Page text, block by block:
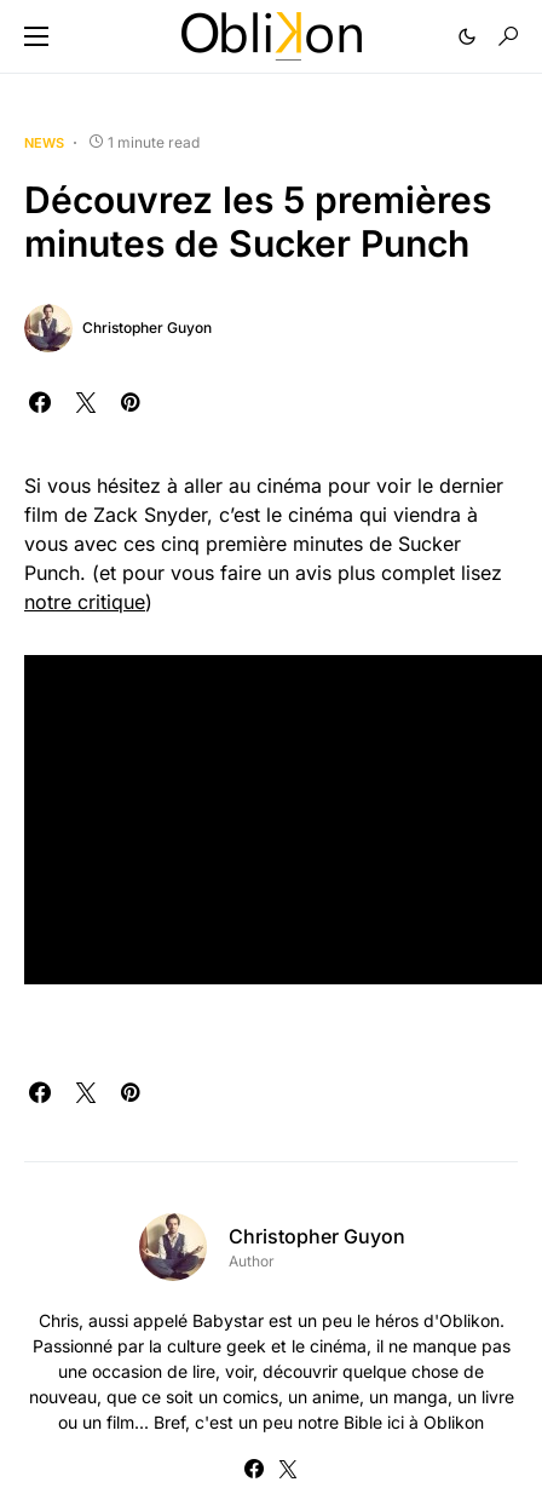
NEWS 1 minute read
Découvrez les 5 premières
minutes de Sucker Punch
Christopher Guyon
Si vous hésitez à aller au cinéma pour voir le dernier
film de Zack Snyder, c’est le cinéma qui viendra à
vous avec ces cinq première minutes de Sucker
Punch. (et pour vous faire un avis plus complet lisez
notre critique)
Christopher Guyon
Author
Chris, aussi appelé Babystar est un peu le héros d'Oblikon.
Passionné par la culture geek et le cinéma, il ne manque pas
une occasion de lire, voir, découvrir quelque chose de
nouveau, que ce soit un comics, un anime, un manga, un livre
ou un film... Bref, c'est un peu notre Bible ici à Oblikon